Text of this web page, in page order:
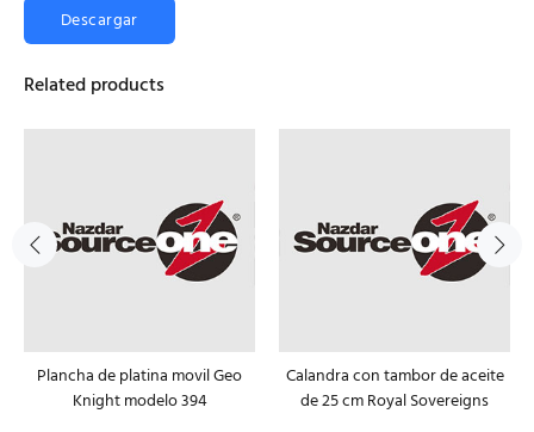
Descargar
Related products
Plancha de platina movil Geo
Knight modelo 394
Calandra con tambor de aceite
de 25 cm Royal Sovereigns